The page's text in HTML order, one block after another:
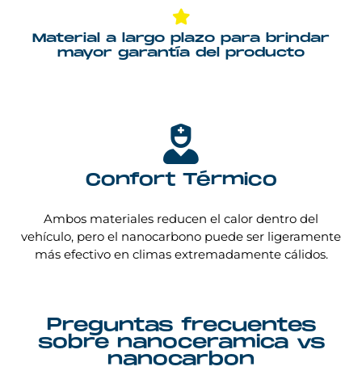
Material a largo plazo para brindar
mayor garantía del producto
Confort Térmico
Ambos materiales reducen el calor dentro del
vehículo, pero el nanocarbono puede ser ligeramente
más efectivo en climas extremadamente cálidos.
Preguntas frecuentes
sobre nanoceramica vs
nanocarbon